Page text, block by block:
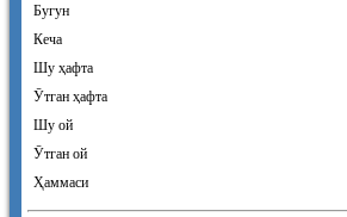
Бугун
Кеча
Шу ҳафта
Ӯтган ҳафта
Шу ой
Ӯтган ой
Ҳаммаси